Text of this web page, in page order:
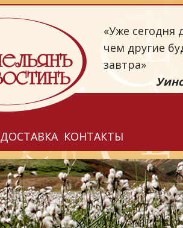
«Уже сегодня
чем другие
завтра»
ДОСТАВКА КОНТАКТЫ